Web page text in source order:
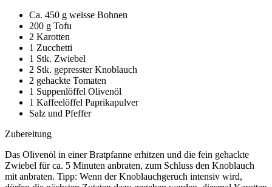
Ca. 450 g weisse Bohnen
200 g Tofu
2 Karotten
1 Zucchetti
1 Stk. Zwiebel
2 Stk. gepresster Knoblauch
2 gehackte Tomaten
1 Suppenlöffel Olivenöl
1 Kaffeelöffel Paprikapulver
Salz und Pfeffer
Zubereitung
Das Olivenöl in einer Bratpfanne erhitzen und die fein gehackte
Zwiebel für ca. 5 Minuten anbraten, zum Schluss den Knoblauch
mit anbraten. Tipp: Wenn der Knoblauchgeruch intensiv wird,